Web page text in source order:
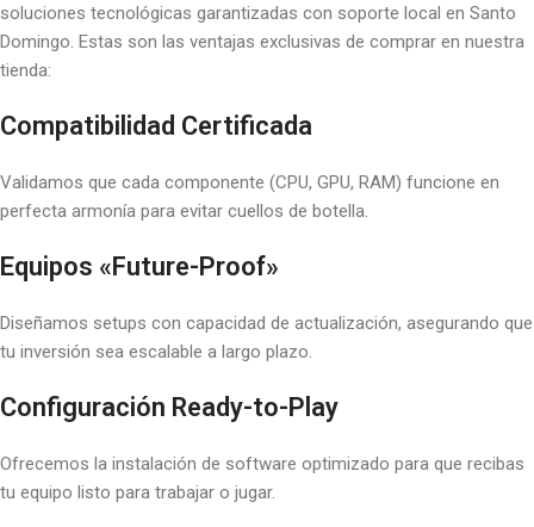
soluciones tecnológicas garantizadas con soporte local en Santo
Domingo. Estas son las ventajas exclusivas de comprar en nuestra
tienda:
Compatibilidad Certificada
Validamos que cada componente (CPU, GPU, RAM) funcione en
perfecta armonía para evitar cuellos de botella.
Equipos «Future-Proof»
Diseñamos setups con capacidad de actualización, asegurando que
tu inversión sea escalable a largo plazo.
Configuración Ready-to-Play
Ofrecemos la instalación de software optimizado para que recibas
tu equipo listo para trabajar o jugar.